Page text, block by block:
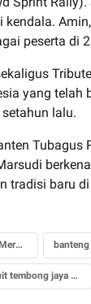
peserta di
yang telah
lalu.
Tubagus
tradisi baru
ceremonial start Merdeka Sprint & Speed 2019
sirkuit tembong jaya serang